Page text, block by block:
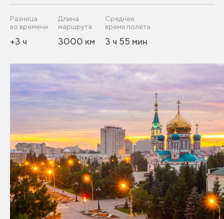
Разница
во времени
+3 ч
Длина
маршрута
3000 км
Среднее
время полёта
3 ч 55 мин